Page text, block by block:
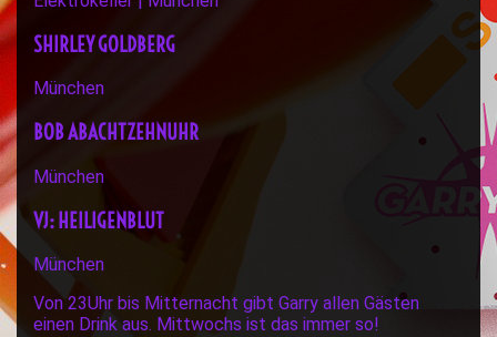
SHIRLEY GOLDBERG
München
BOB ABACHTZEHNUHR
München
VJ: HEILIGENBLUT
München
Von 23Uhr bis Mitternacht gibt Garry allen Gästen
einen Drink aus. Mittwochs ist das immer so!